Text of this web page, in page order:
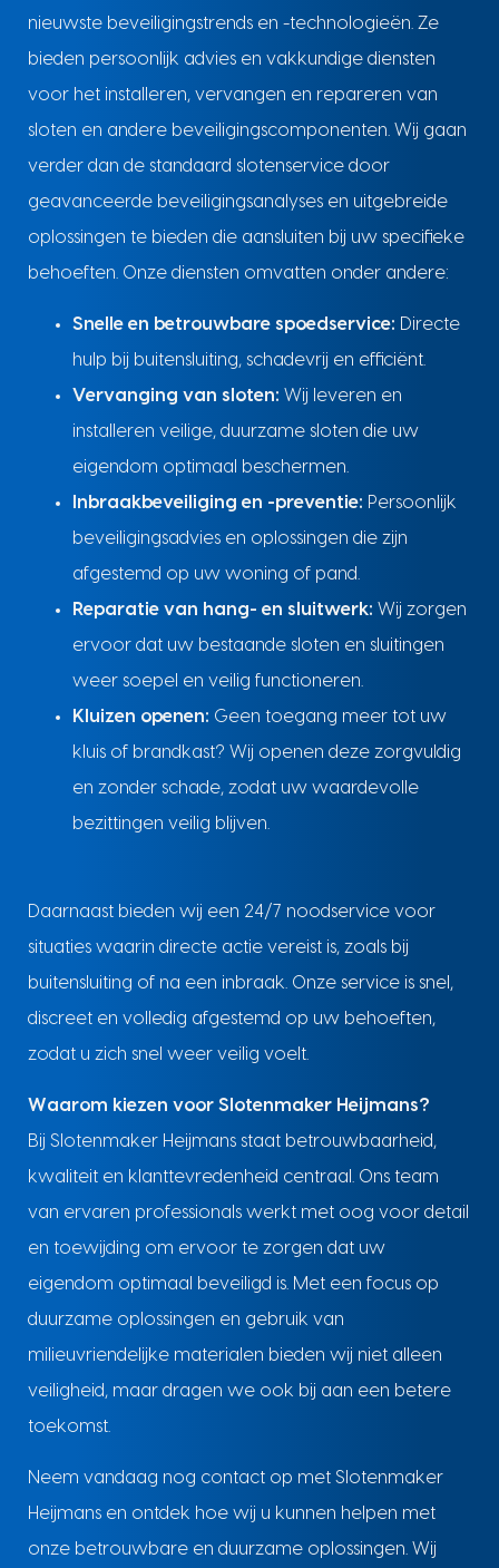
nieuwste beveiligingstrends en -technologieën. Ze
bieden persoonlijk advies en vakkundige diensten
voor het installeren, vervangen en repareren van
sloten en andere beveiligingscomponenten. Wij gaan
verder dan de standaard slotenservice door
geavanceerde beveiligingsanalyses en uitgebreide
oplossingen te bieden die aansluiten bij uw specifieke
behoeften. Onze diensten omvatten onder andere:
Snelle en betrouwbare spoedservice: Directe
hulp bij buitensluiting, schadevrij en efficiënt.
Vervanging van sloten: Wij leveren en
installeren veilige, duurzame sloten die uw
eigendom optimaal beschermen.
Inbraakbeveiliging en -preventie: Persoonlijk
beveiligingsadvies en oplossingen die zijn
afgestemd op uw woning of pand.
Reparatie van hang- en sluitwerk: Wij zorgen
ervoor dat uw bestaande sloten en sluitingen
weer soepel en veilig functioneren.
Kluizen openen: Geen toegang meer tot uw
kluis of brandkast? Wij openen deze zorgvuldig
en zonder schade, zodat uw waardevolle
bezittingen veilig blijven.
Daarnaast bieden wij een 24/7 noodservice voor
situaties waarin directe actie vereist is, zoals bij
buitensluiting of na een inbraak. Onze service is snel,
discreet en volledig afgestemd op uw behoeften,
zodat u zich snel weer veilig voelt.
Waarom kiezen voor Slotenmaker Heijmans?
Bij Slotenmaker Heijmans staat betrouwbaarheid,
kwaliteit en klanttevredenheid centraal. Ons team
van ervaren professionals werkt met oog voor detail
en toewijding om ervoor te zorgen dat uw
eigendom optimaal beveiligd is. Met een focus op
duurzame oplossingen en gebruik van
milieuvriendelijke materialen bieden wij niet alleen
veiligheid, maar dragen we ook bij aan een betere
toekomst.
Neem vandaag nog contact op met Slotenmaker
Heijmans en ontdek hoe wij u kunnen helpen met
onze betrouwbare en duurzame oplossingen. Wij